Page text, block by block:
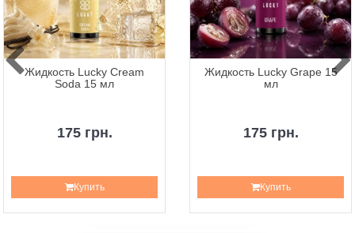
Жидкость Lucky Cream
Soda 15 мл
175 грн.
Купить
Жидкость Lucky Grape 15
мл
175 грн.
Купить